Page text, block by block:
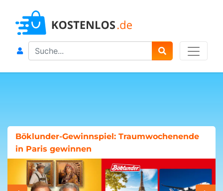
Search
Böklunder-Gewinnspiel: Traumwochenende
in Paris gewinnen